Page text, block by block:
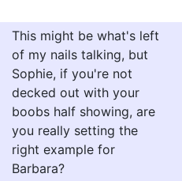
This might be what's left
of my nails talking, but
Sophie, if you're not
decked out with your
boobs half showing, are
you really setting the
right example for
Barbara?